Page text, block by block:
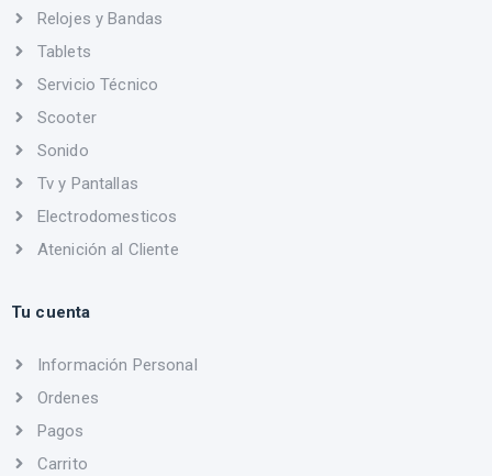
Relojes y Bandas
Tablets
Servicio Técnico
Scooter
Sonido
Tv y Pantallas
Electrodomesticos
Atenición al Cliente
Tu cuenta
Información Personal
Ordenes
Pagos
Carrito